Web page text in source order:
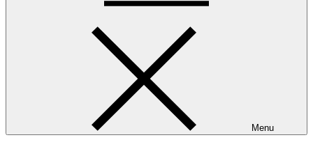
Menu